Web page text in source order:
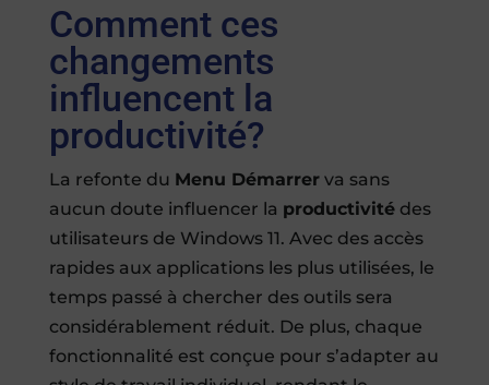
Comment ces
changements
influencent la
productivité?
La refonte du Menu Démarrerva sans
aucun doute influencer la productivitédes
utilisateurs de Windows 11. Avec des accès
rapides aux applications les plus utilisées, le
temps passé à chercher des outils sera
considérablement réduit. De plus, chaque
fonctionnalité est conçue pour s’adapter au